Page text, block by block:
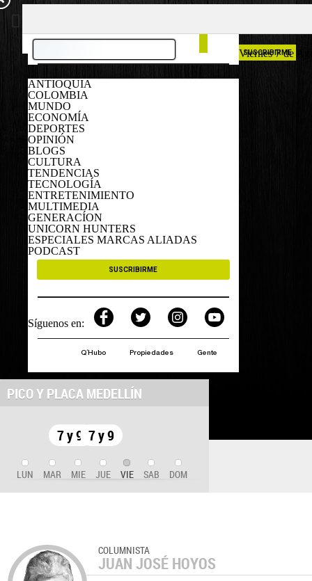
ANTIOQUIA
COLOMBIA
MUNDO
ECONOMÍA
DEPORTES
OPINIÓN
BLOGS
CULTURA
TENDENCIAS
TECNOLOGÍA
ENTRETENIMIENTO
MULTIMEDIA
GENERACÍON
UNICORN HUNTERS
ESPECIALES MARCAS ALIADAS
PODCAST
SUSCRIBIRME
Síguenos en:
Q´Hubo Propiedades Gente
Viernes 7 de
SUSCRIBIRME
PICO Y PLACA MEDELLÍN
7 y 9 7 y 9
LUN MAR MIE JUE VIE SAB DOM
COLUMNISTA
JUAN JOSÉ HOYOS